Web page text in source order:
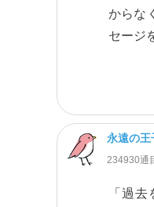
からな
セージ
永遠の
234930通
「過